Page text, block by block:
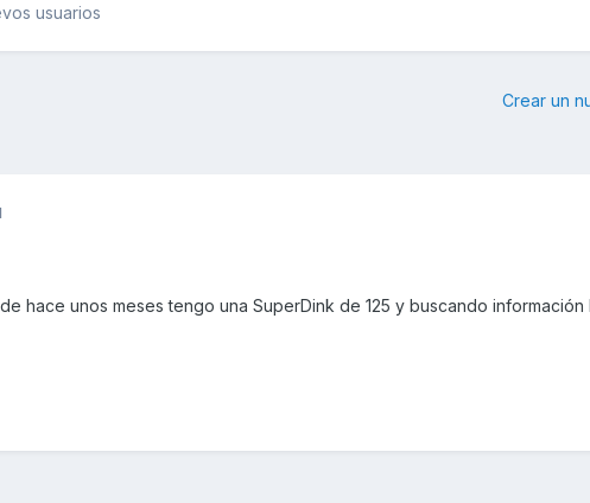
usuarios
Crear un
hace unos meses tengo una SuperDink de 125 y buscando